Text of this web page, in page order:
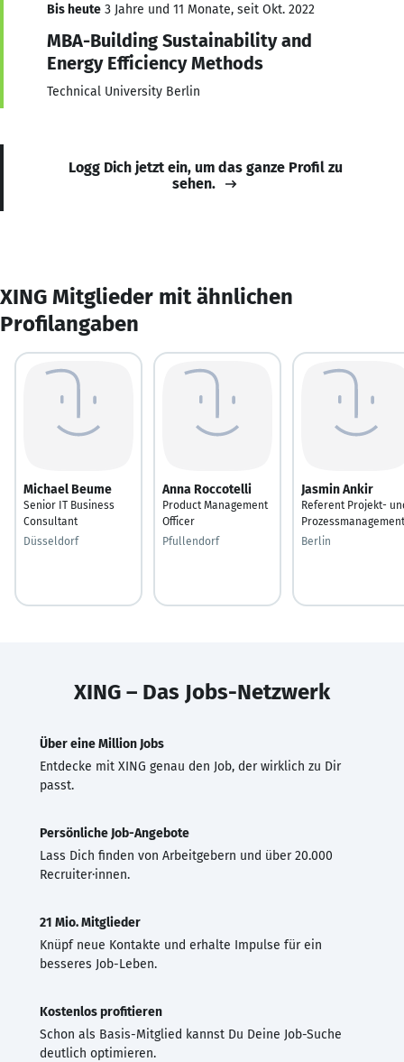
Bis heute 3 Jahre und 11 Monate, seit Okt. 2022
MBA-Building Sustainability and
Energy Efficiency Methods
Technical University Berlin
Logg Dich jetzt ein, um das ganze Profil zu
sehen.
XING Mitglieder mit ähnlichen
Profilangaben
Michael Beume
Senior IT Business
Consultant
Düsseldorf
Anna Roccotelli
Product Management
Officer
Pfullendorf
Jasmin Ankir
Referent Projekt-
Prozessmanagement
Berlin
XING – Das Jobs-Netzwerk
Über eine Million Jobs
Entdecke mit XING genau den Job, der wirklich zu Dir
passt.
Persönliche Job-Angebote
Lass Dich finden von Arbeitgebern und über 20.000
Recruiter·innen.
21 Mio. Mitglieder
Knüpf neue Kontakte und erhalte Impulse für ein
besseres Job-Leben.
Kostenlos profitieren
Schon als Basis-Mitglied kannst Du Deine Job-Suche
deutlich optimieren.